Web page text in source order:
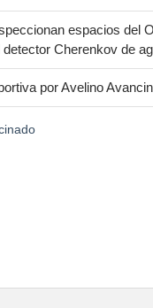
espacios del
detector Cherenkov de
por Avelino Avancin